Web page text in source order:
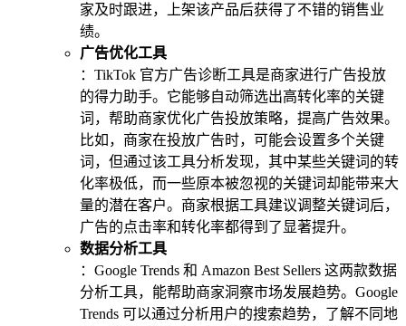
家及时跟进，上架该产品后获得了不错的销售业
绩。
广告优化工具
：TikTok 官方广告诊断工具是商家进行广告投放
的得力助手。它能够自动筛选出高转化率的关键
词，帮助商家优化广告投放策略，提高广告效果。
比如，商家在投放广告时，可能会设置多个关键
词，但通过该工具分析发现，其中某些关键词的转
化率极低，而一些原本被忽视的关键词却能带来大
量的潜在客户。商家根据工具建议调整关键词后，
广告的点击率和转化率都得到了显著提升。
数据分析工具
：Google Trends 和 Amazon Best Sellers 这两款数据
分析工具，能帮助商家洞察市场发展趋势。Google
Trends 可以通过分析用户的搜索趋势，了解不同地